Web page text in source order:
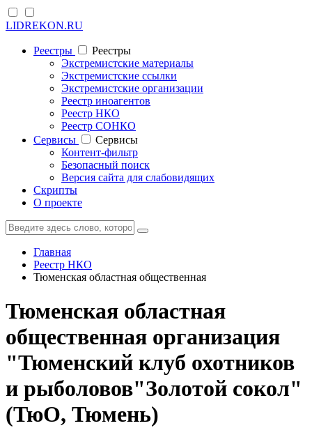
LIDREKON.RU
Реестры
Реестры
Экстремистские материалы
Экстремистские ссылки
Экстремистские организации
Реестр иноагентов
Реестр НКО
Реестр СОНКО
Cервисы
Cервисы
Контент-фильтр
Безопасный поиск
Версия сайта для слабовидящих
Скрипты
О проекте
Главная
Реестр НКО
Тюменская областная общественная
Тюменская областная
общественная организация
"Тюменский клуб охотников
и рыболовов"Золотой сокол"
(ТюО, Тюмень)